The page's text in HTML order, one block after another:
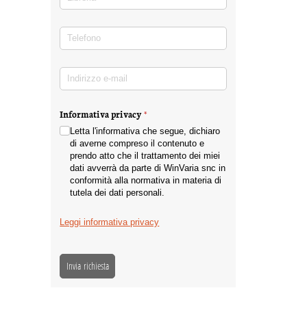
Telefono
Indirizzo e-mail(richiesto)
Informativa privacy*
(richiesto)
Letta l'informativa che segue, dichiaro
di averne compreso il contenuto e
prendo atto che il trattamento dei miei
dati avverrà da parte di WinVaria snc in
conformità alla normativa in materia di
tutela dei dati personali.
Leggi informativa privacy
Invia richiesta